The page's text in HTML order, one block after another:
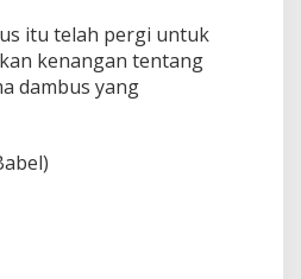
itu telah pergi untuk
kenangan tentang
dambus yang